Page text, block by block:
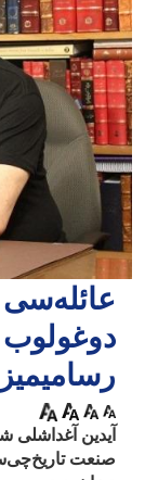
عائله‌سی
آیدین آغداشلی
صنعت